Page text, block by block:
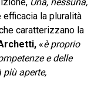
Una, nessuna,
efficacia la pluralità
caratterizzano la
«è proprio
e delle
aperte,